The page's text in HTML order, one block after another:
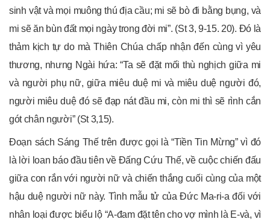
sinh vật và mọi muông thú địa cầu; mi sẽ bò đi bằng bụng, và
mi sẽ ăn bùn đất mọi ngày trong đời mi”. (St 3, 9-15. 20). Đó là
thảm kịch tự do mà Thiên Chúa chấp nhận đến cùng vì yêu
thương, nhưng Ngài hứa: “Ta sẽ đặt mối thù nghịch giữa mi
và người phụ nữ, giữa miêu duệ mi và miêu duệ người đó,
người miêu duệ đó sẽ đạp nát đầu mi, còn mi thì sẽ rình cắn
gót chân người” (St 3,15).
Ðoạn sách Sáng Thế trên được gọi là “Tiền Tin Mừng” vì đó
là lời loan báo đầu tiên về Ðấng Cứu Thế, về cuộc chiến đấu
giữa con rắn với người nữ và chiến thắng cuối cùng của một
hậu duệ người nữ này. Tình mẫu tử của Đức Ma-ri-a đối với
nhân loại được biểu lộ “A-đam đặt tên cho vợ mình là E-và, vì